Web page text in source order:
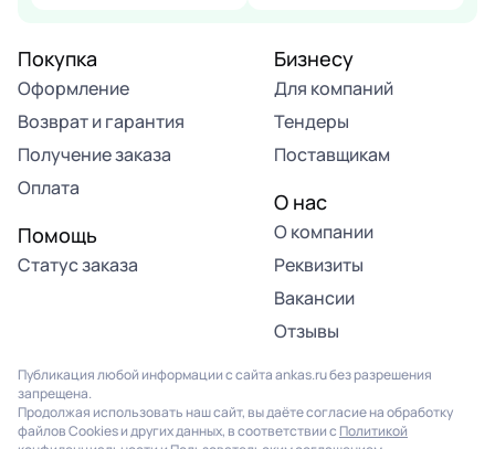
Покупка
Оформление
Возврат и гарантия
Получение заказа
Оплата
Помощь
Статус заказа
Бизнесу
Для компаний
Тендеры
Поставщикам
О нас
О компании
Реквизиты
Вакансии
Отзывы
Публикация любой информации с сайта ankas.ru без разрешения
запрещена.
Продолжая использовать наш сайт, вы даёте согласие на обработку
файлов Cookies и других данных, в соответствии с Политикой